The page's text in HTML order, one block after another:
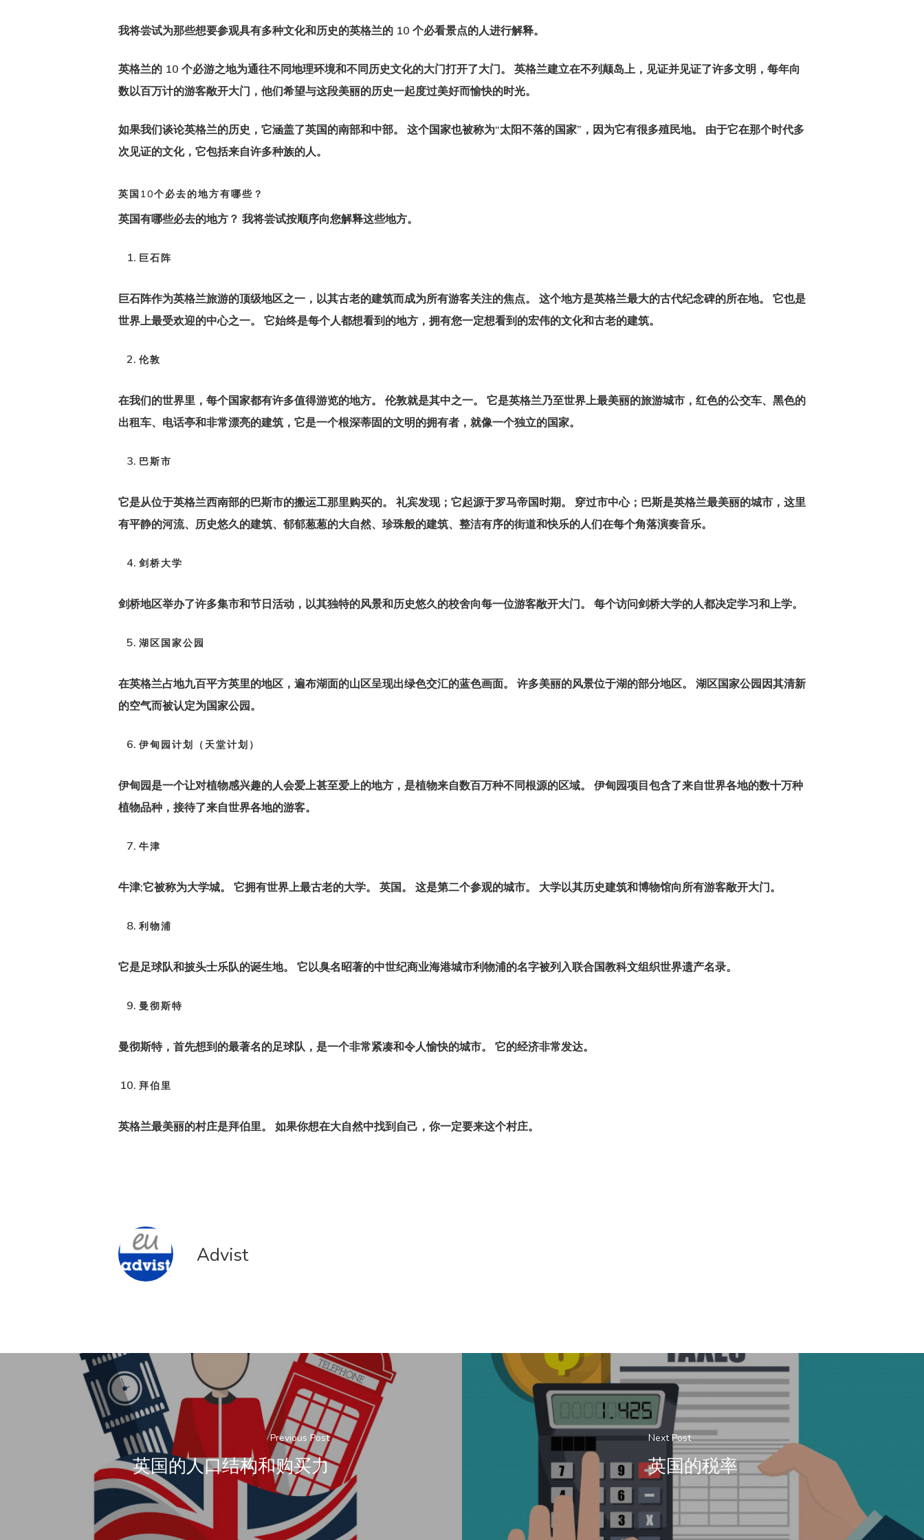
Hit enter to search or ESC to close
我将尝试为那些想要参观具有多种文化和历史的英格兰的 10 个必看景点的人进行解释。
英格兰的 10 个必游之地为通往不同地理环境和不同历史文化的大门打开了大门。 英格兰建立在不列颠岛上，见证并见证了许多文明，每年向
数以百万计的游客敞开大门，他们希望与这段美丽的历史一起度过美好而愉快的时光。
如果我们谈论英格兰的历史，它涵盖了英国的南部和中部。 这个国家也被称为“太阳不落的国家”，因为它有很多殖民地。 由于它在那个时代多
次见证的文化，它包括来自许多种族的人。
英国10个必去的地方有哪些？
英国有哪些必去的地方？ 我将尝试按顺序向您解释这些地方。
巨石阵
巨石阵作为英格兰旅游的顶级地区之一，以其古老的建筑而成为所有游客关注的焦点。 这个地方是英格兰最大的古代纪念碑的所在地。 它也是
世界上最受欢迎的中心之一。 它始终是每个人都想看到的地方，拥有您一定想看到的宏伟的文化和古老的建筑。
伦敦
在我们的世界里，每个国家都有许多值得游览的地方。 伦敦就是其中之一。 它是英格兰乃至世界上最美丽的旅游城市，红色的公交车、黑色的
出租车、电话亭和非常漂亮的建筑，它是一个根深蒂固的文明的拥有者，就像一个独立的国家。
巴斯市
它是从位于英格兰西南部的巴斯市的搬运工那里购买的。 礼宾发现；它起源于罗马帝国时期。 穿过市中心； 巴斯是英格兰最美丽的城市，这里
有平静的河流、历史悠久的建筑、郁郁葱葱的大自然、珍珠般的建筑、整洁有序的街道和快乐的人们在每个角落演奏音乐。
剑桥大学
剑桥地区举办了许多集市和节日活动，以其独特的风景和历史悠久的校舍向每一位游客敞开大门。 每个访问剑桥大学的人都决定学习和上学。
湖区国家公园
在英格兰占地九百平方英里的地区，遍布湖面的山区呈现出绿色交汇的蓝色画面。 许多美丽的风景位于湖的部分地区。 湖区国家公园因其清新
的空气而被认定为国家公园。
伊甸园计划（天堂计划）
伊甸园是一个让对植物感兴趣的人会爱上甚至爱上的地方，是植物来自数百万种不同根源的区域。 伊甸园项目包含了来自世界各地的数十万种
植物品种，接待了来自世界各地的游客。
牛津
牛津;它被称为大学城。 它拥有世界上最古老的大学。 英国。 这是第二个参观的城市。 大学以其历史建筑和博物馆向所有游客敞开大门。
利物浦
它是足球队和披头士乐队的诞生地。 它以臭名昭著的中世纪商业海港城市利物浦的名字被列入联合国教科文组织世界遗产名录。
曼彻斯特
曼彻斯特，首先想到的最著名的足球队，是一个非常紧凑和令人愉快的城市。 它的经济非常发达。
拜伯里
英格兰最美丽的村庄是拜伯里。 如果你想在大自然中找到自己，你一定要来这个村庄。
Advist
Previous Post
英国的人口结构和购买力
Next Post
英国的税率